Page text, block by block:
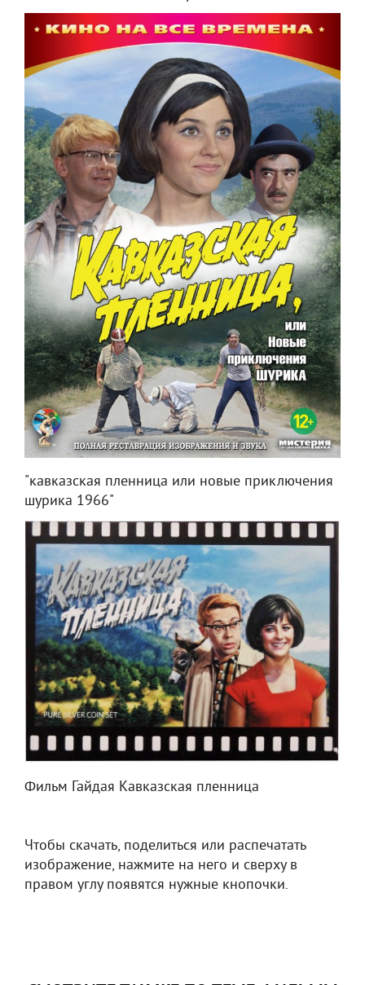
"кавказская пленница или новые приключения
шурика 1966"
Фильм Гайдая Кавказская пленница
Чтобы скачать, поделиться или распечатать
изображение, нажмите на него и сверху в
правом углу появятся нужные кнопочки.